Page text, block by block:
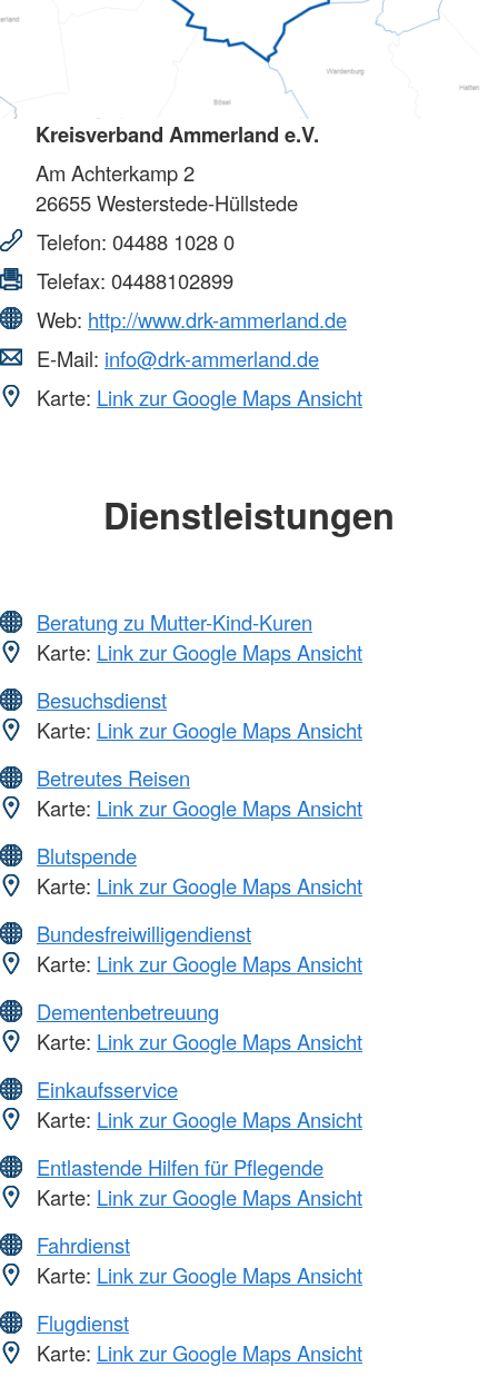
Kreisverband Ammerland e.V.
Am Achterkamp 2
26655Westerstede-Hüllstede
Telefon: 04488 1028 0
Telefax: 04488102899
Web: http://www.drk-ammerland.de
E-Mail: info@drk-ammerland.de
Karte: Link zur Google Maps Ansicht
Dienstleistungen
Beratung zu Mutter-Kind-Kuren
Karte: Link zur Google Maps Ansicht
Besuchsdienst
Karte: Link zur Google Maps Ansicht
Betreutes Reisen
Karte: Link zur Google Maps Ansicht
Blutspende
Karte: Link zur Google Maps Ansicht
Bundesfreiwilligendienst
Karte: Link zur Google Maps Ansicht
Dementenbetreuung
Karte: Link zur Google Maps Ansicht
Einkaufsservice
Karte: Link zur Google Maps Ansicht
Entlastende Hilfen für Pflegende
Karte: Link zur Google Maps Ansicht
Fahrdienst
Karte: Link zur Google Maps Ansicht
Flugdienst
Karte: Link zur Google Maps Ansicht